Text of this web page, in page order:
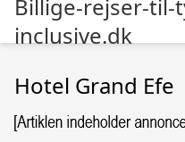
Billige-rejser-
inclusive.dk
Hotel Grand Efe